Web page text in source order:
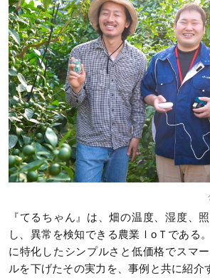
『てるちゃん』は、畑の温度、湿度、
し、異常を検知できる農業ⅠоＴである
に特化したシンプルさと低価格でスマ
ルを下げたその実力を、事例と共に紹介